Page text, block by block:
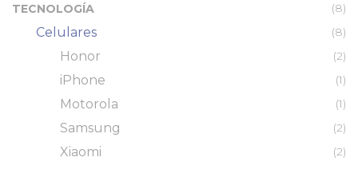
TECNOLOGÍA
(8)
Celulares (8)
Honor (2)
iPhone (1)
Motorola (1)
Samsung (2)
Xiaomi (2)